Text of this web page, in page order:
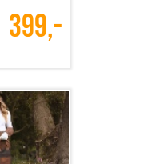
399,-